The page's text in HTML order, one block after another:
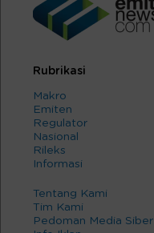
Rubrikasi
Makro
Emiten
Regulator
Nasional
Rileks
Informasi
Tentang Kami
Tim Kami
Pedoman Media Siber